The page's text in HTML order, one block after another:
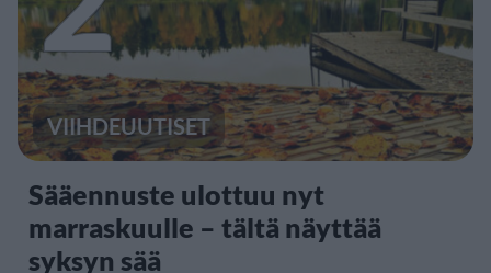
VIIHDEUUTISET
Sääennuste ulottuu nyt
marraskuulle – tältä näyttää
syksyn sää